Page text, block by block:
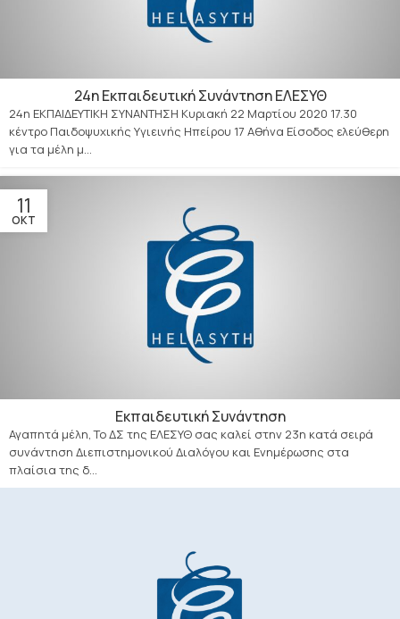
24η Εκπαιδευτική Συνάντηση ΕΛΕΣΥΘ
24η ΕΚΠΑΙΔΕΥΤΙΚΗ ΣΥΝΑΝΤΗΣΗ Κυριακή 22 Μαρτίου 2020 17.30
κέντρο Παιδοψυχικής Υγιεινής Ηπείρου 17 Αθήνα Είσοδος ελεύθερη
για τα μέλη μ...
11
ΟΚΤ
Εκπαιδευτική Συνάντηση
Αγαπητά μέλη, Το ΔΣ της ΕΛΕΣΥΘ σας καλεί στην 23η κατά σειρά
συνάντηση Διεπιστημονικού Διαλόγου και Ενημέρωσης στα
πλαίσια της δ...